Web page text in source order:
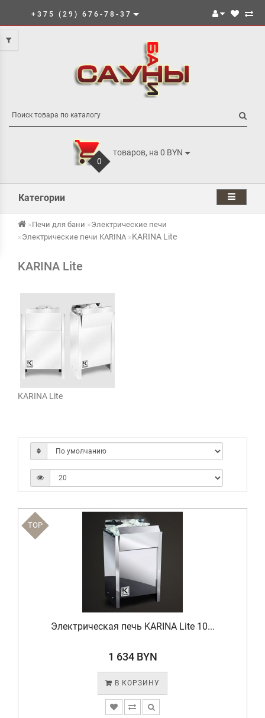
+375 (29) 676-78-37
0
товаров, на 0 BYN
Категории
Печи для бани
Электрические печи
Электрические печи KARINA
KARINA Lite
KARINA Lite
KARINA Lite
TOP
Электрическая печь KARINA Lite 10...
1 634 BYN
В КОРЗИНУ